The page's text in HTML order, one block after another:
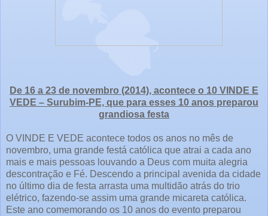
De 16 a 23 de novembro (2014), acontece o 10 VINDE E
VEDE – Surubim-PE, que para esses 10 anos preparou
grandiosa festa
O VINDE E VEDE acontece todos os anos no mês de
novembro, uma grande festá católica que atrai a cada ano
mais e mais pessoas louvando a Deus com muita alegria
descontração e Fé. Descendo a principal avenida da cidade
no último dia de festa arrasta uma multidão atrás do trio
elétrico, fazendo-se assim uma grande micareta católica.
Este ano comemorando os 10 anos do evento preparou